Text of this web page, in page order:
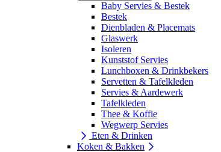
Baby Servies & Bestek
Bestek
Dienbladen & Placemats
Glaswerk
Isoleren
Kunststof Servies
Lunchboxen & Drinkbekers
Servetten & Tafelkleden
Servies & Aardewerk
Tafelkleden
Thee & Koffie
Wegwerp Servies
Eten & Drinken
Koken & Bakken